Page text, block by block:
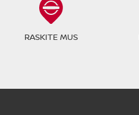
RASKITE MUS